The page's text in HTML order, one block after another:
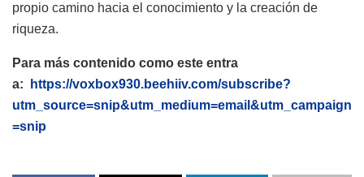
propio camino hacia el conocimiento y la creación de
riqueza.
Para más contenido como este entra
a:
https://voxbox930.beehiiv.com/subscribe?
utm_source=snip&utm_medium=email&utm_campaign
=snip